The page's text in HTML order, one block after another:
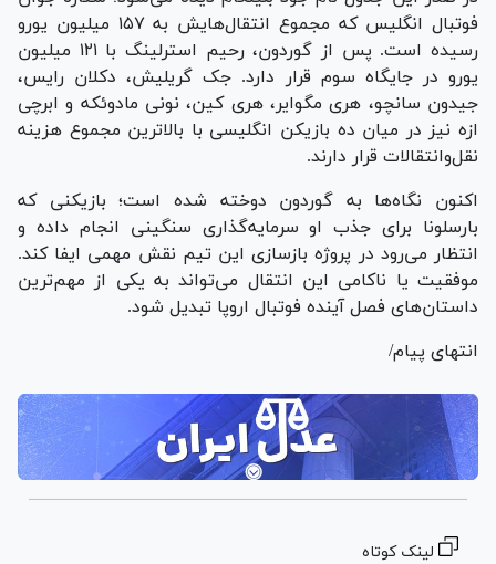
فوتبال انگلیس که مجموع انتقال‌هایش به ۱۵۷ میلیون یورو
رسیده است. پس از گوردون، رحیم استرلینگ با ۱۲۱ میلیون
یورو در جایگاه سوم قرار دارد. جک گریلیش، دکلان رایس،
جیدون سانچو، هری مگوایر، هری کین، نونی مادوئکه و ابرچی
ازه نیز در میان ده بازیکن انگلیسی با بالاترین مجموع هزینه
نقل‌وانتقالات قرار دارند.
اکنون نگاه‌ها به گوردون دوخته شده است؛ بازیکنی که
بارسلونا برای جذب او سرمایه‌گذاری سنگینی انجام داده و
انتظار می‌رود در پروژه بازسازی این تیم نقش مهمی ایفا کند.
موفقیت یا ناکامی این انتقال می‌تواند به یکی از مهم‌ترین
داستان‌های فصل آینده فوتبال اروپا تبدیل شود.
انتهای پیام/
لینک کوتاه